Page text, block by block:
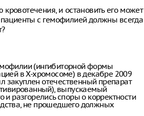
и остановить его может
с гемофилией должны всегда
(ингибиторной формы
в Х-хромосоме) в декабре 2009
закуплен отечественный препарат
выпускаемый
и разгорелись споры о корректности
не прошедшего должных